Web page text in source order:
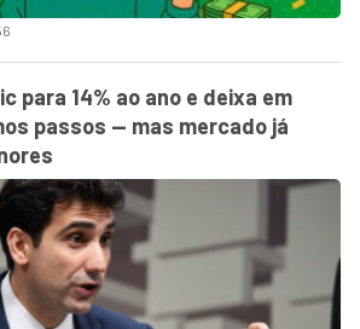
para 14% ao ano e deixa em
passos — mas mercado já